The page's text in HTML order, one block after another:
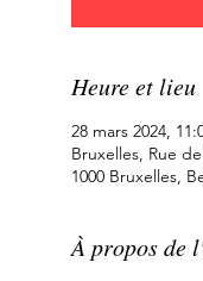
Heure et lieu
28 mars 2024,
Bruxelles, Rue
1000 Bruxelles,
À propos de